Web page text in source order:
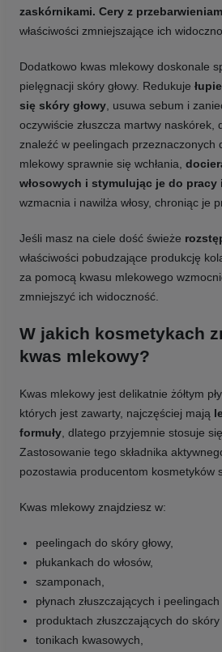
zaskórnikami. Cery z
właściwości zmniejszające ich
Dodatkowo kwas mlekowy doskonale
pielęgnacji skóry głowy. Redukuje
się skóry głowy, usuwa sebum i
oczywiście złuszcza martwy naskórek,
znaleźć w peelingach przeznaczonych
mlekowy sprawnie się wchłania,
włosowych i stymulując je do pracy
wzmacnia i nawilża włosy, chroniąc je
Jeśli masz na ciele dość świeże
właściwości pobudzające produkcję
za pomocą kwasu mlekowego
zmniejszyć ich widoczność.
W jakich kosmetykach
kwas mlekowy?
Kwas mlekowy jest delikatnie żółtym
których jest zawarty, najczęściej mają
formuły, dlatego przyjemnie stosuje
Zastosowanie tego składnika
pozostawia producentom kosmetyków
Kwas mlekowy znajdziesz w:
peelingach do skóry głowy,
płukankach do włosów,
szamponach,
płynach złuszczających i
produktach złuszczających do skóry
tonikach kwasowych,